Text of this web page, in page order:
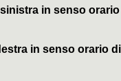
in senso orario
in senso orario